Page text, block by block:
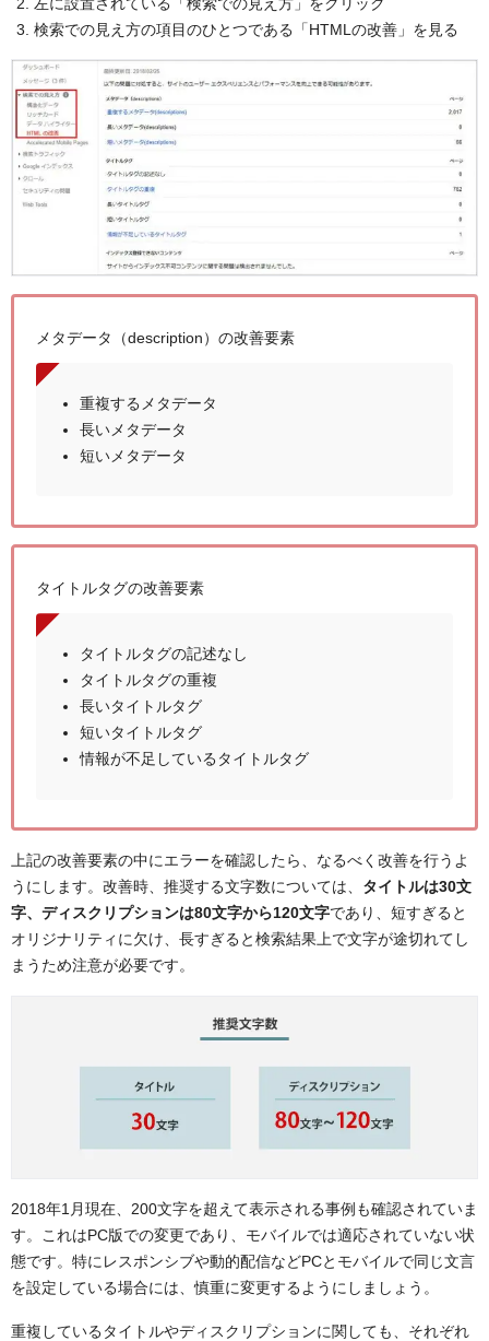
検索での見え方の項目のひとつである「HTMLの改善」を見る
メタデータ（description）の改善要素
重複するメタデータ
長いメタデータ
短いメタデータ
タイトルタグの改善要素
タイトルタグの記述なし
タイトルタグの重複
長いタイトルタグ
短いタイトルタグ
情報が不足しているタイトルタグ
上記の改善要素の中にエラーを確認したら、なるべく改善を行うよ
うにします。改善時、推奨する文字数については、 タイトルは30文
字、ディスクリプションは80文字から120文字であり、短すぎると
オリジナリティに欠け、長すぎると検索結果上で文字が途切れてし
まうため注意が必要です。
2018年1月現在、200文字を超えて表示される事例も確認されていま
す。これはPC版での変更であり、モバイルでは適応されていない状
態です。特にレスポンシブや動的配信などPCとモバイルで同じ文言
を設定している場合には、慎重に変更するようにしましょう。
重複しているタイトルやディスクリプションに関しても、それぞれ